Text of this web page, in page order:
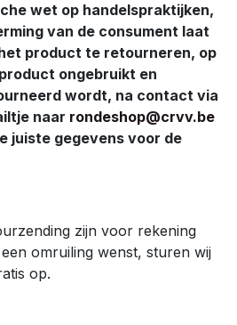
wet op handelspraktijken,
van de consument laat
product te retourneren, op
ongebruikt en
wordt, na contact via
naar rondeshop@crvv.be
juiste gegevens voor de
zijn voor rekening
omruiling wenst, sturen wij
op.